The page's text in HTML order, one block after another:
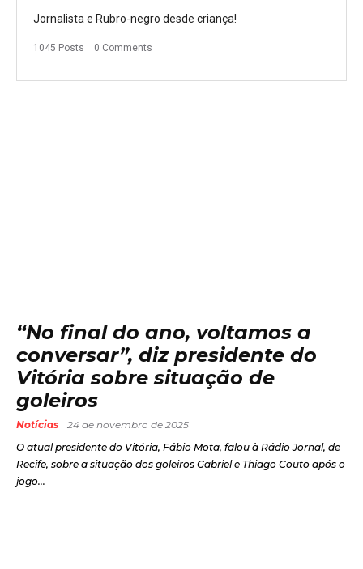
Jornalista e Rubro-negro desde criança!
1045 Posts 0 Comments
“No final do ano, voltamos a
conversar”, diz presidente do
Vitória sobre situação de
goleiros
Notícias
24 de novembro de 2025
O atual presidente do Vitória, Fábio Mota, falou à Rádio Jornal, de
Recife, sobre a situação dos goleiros Gabriel e Thiago Couto após o
jogo...